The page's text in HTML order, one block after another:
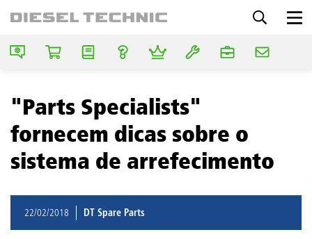
"Parts Specialists"
fornecem dicas sobre o
sistema de arrefecimento
22/02/2018 DT Spare Parts